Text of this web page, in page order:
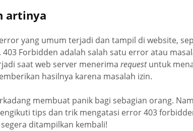
artinya
yang umum terjadi dan tampil di website,
403 Forbidden adalah salah satu error atau
saat web server menerima requestuntuk
hasilnya karena masalah izin.
membuat panik bagi sebagian orang.
tips dan trik mengatasi error 403
ditampilkan kembali!